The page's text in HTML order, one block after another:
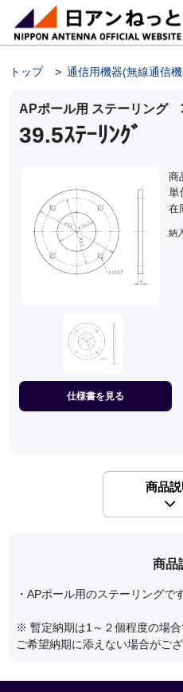
トップ > 通信用機器(無線通信
APポール用 ステーリング
39.5ｽﾃｰﾘﾝｸﾞ
商
単
在
納
仕様書を見る
商品説
商品
・APポール用のステーリングで
※ 暫定納期は1～２個程度の場
ご希望納期に添えない場合がご